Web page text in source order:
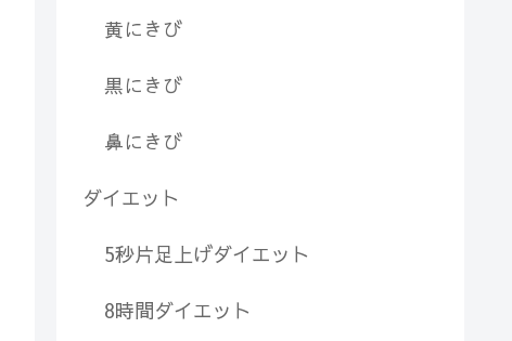
黄にきび
黒にきび
鼻にきび
ダイエット
5秒片足上げダイエット
8時間ダイエット